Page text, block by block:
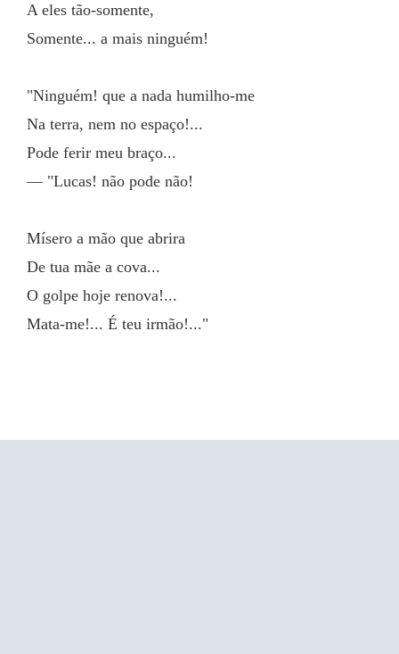
A eles tão-somente,
Somente... a mais ninguém!
"Ninguém! que a nada humilho-me
Na terra, nem no espaço!...
Pode ferir meu braço...
— "Lucas! não pode não!
Mísero a mão que abrira
De tua mãe a cova...
O golpe hoje renova!...
Mata-me!... É teu irmão!..."